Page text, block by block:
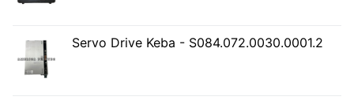
Servo Drive Keba - S084.072.0030.0001.2